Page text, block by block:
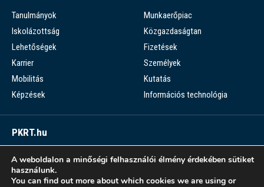
Tanulmányok
Iskolázottság
Lehetőségek
Karrier
Mobilitás
Képzések
Munkaerőpiac
Közgazdaságtan
Fizetések
Személyek
Kutatás
Információs technológia
PKRT.hu
Piaci Kérdések Részletes Tára
PKRT >
A weboldalon a minőségi felhasználói élmény érdekében sütiket
használunk.
You can find out more about which cookies we are using or